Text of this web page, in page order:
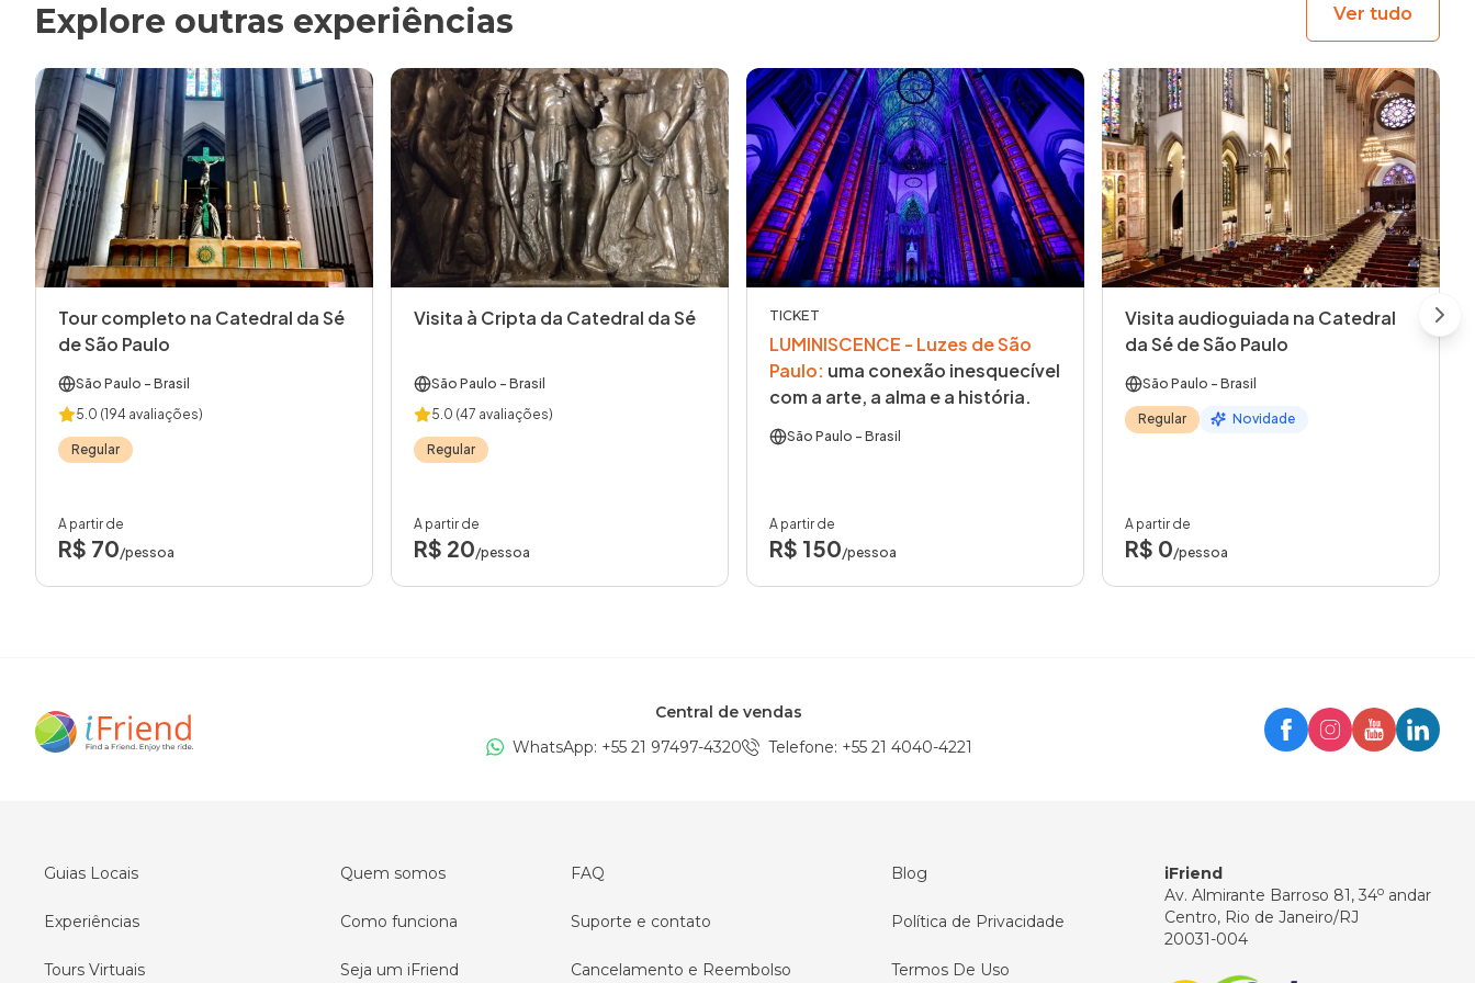
Explore outras experiências Ver tudo
Tour completo na Catedral da Sé
de São Paulo
São Paulo - Brasil
5.0 (194 avaliações)
Regular
A partir de
R$ 70/pessoa
Visita à Cripta da Catedral da Sé
São Paulo - Brasil
5.0 (47 avaliações)
Regular
A partir de
R$ 20/pessoa
TICKET
LUMINISCENCE - Luzes de São
Paulo: uma conexão inesquecível
com a arte, a alma e a história.
São Paulo - Brasil
A partir de
R$ 150/pessoa
Visita audioguiada na Catedral
da Sé de São Paulo
São Paulo - Brasil
Regular Novidade
A partir de
R$ 0/pessoa
Central de vendas
WhatsApp: +55 21 97497-4320 Telefone: +55 21 4040-4221
Guias Locais
Experiências
Tours Virtuais
Quem somos
Como funciona
Seja um iFriend
FAQ
Suporte e contato
Cancelamento e Reembolso
Blog
Política de Privacidade
Termos De Uso
iFriend
Av. Almirante Barroso 81, 34o andar
Centro, Rio de Janeiro/RJ
20031-004